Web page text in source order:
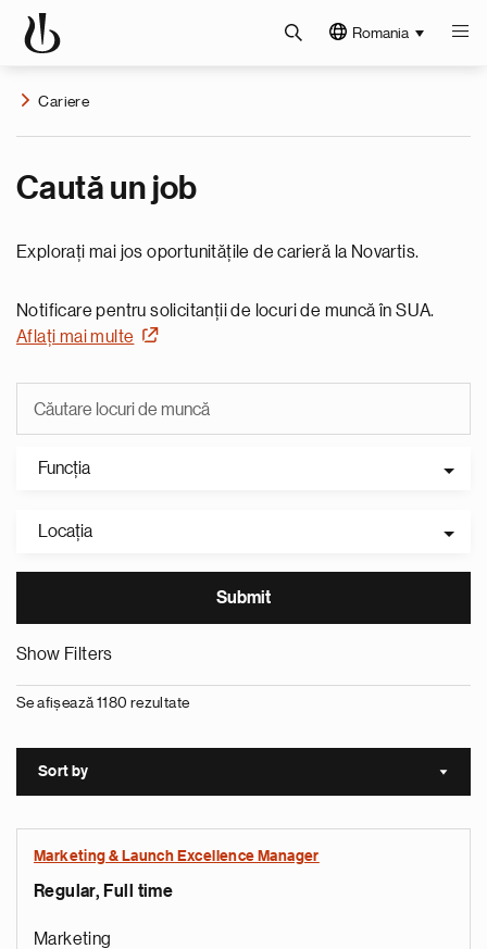
Romania
Cariere
Caută un job
Explorați mai jos oportunitățile de carieră la Novartis.
Notificare pentru solicitanții de locuri de muncă în SUA.
Aflați mai multe
Funcţia
Locaţia
Show Filters
Se afișează 1180 rezultate
Sort by Sort
Marketing & Launch Excellence Manager
Regular, Full time
Marketing